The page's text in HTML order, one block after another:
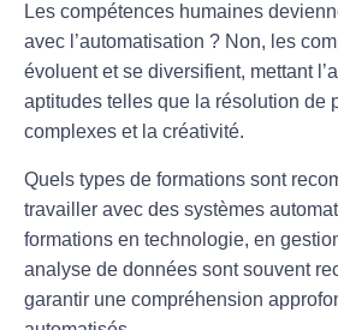
Les compétences humaines
avec l’automatisation ? Non, les
évoluent et se diversifient, mettant
aptitudes telles que la résolution de
complexes et la créativité.
Quels types de formations sont
travailler avec des systèmes
formations en technologie, en
analyse de données sont souvent
garantir une compréhension